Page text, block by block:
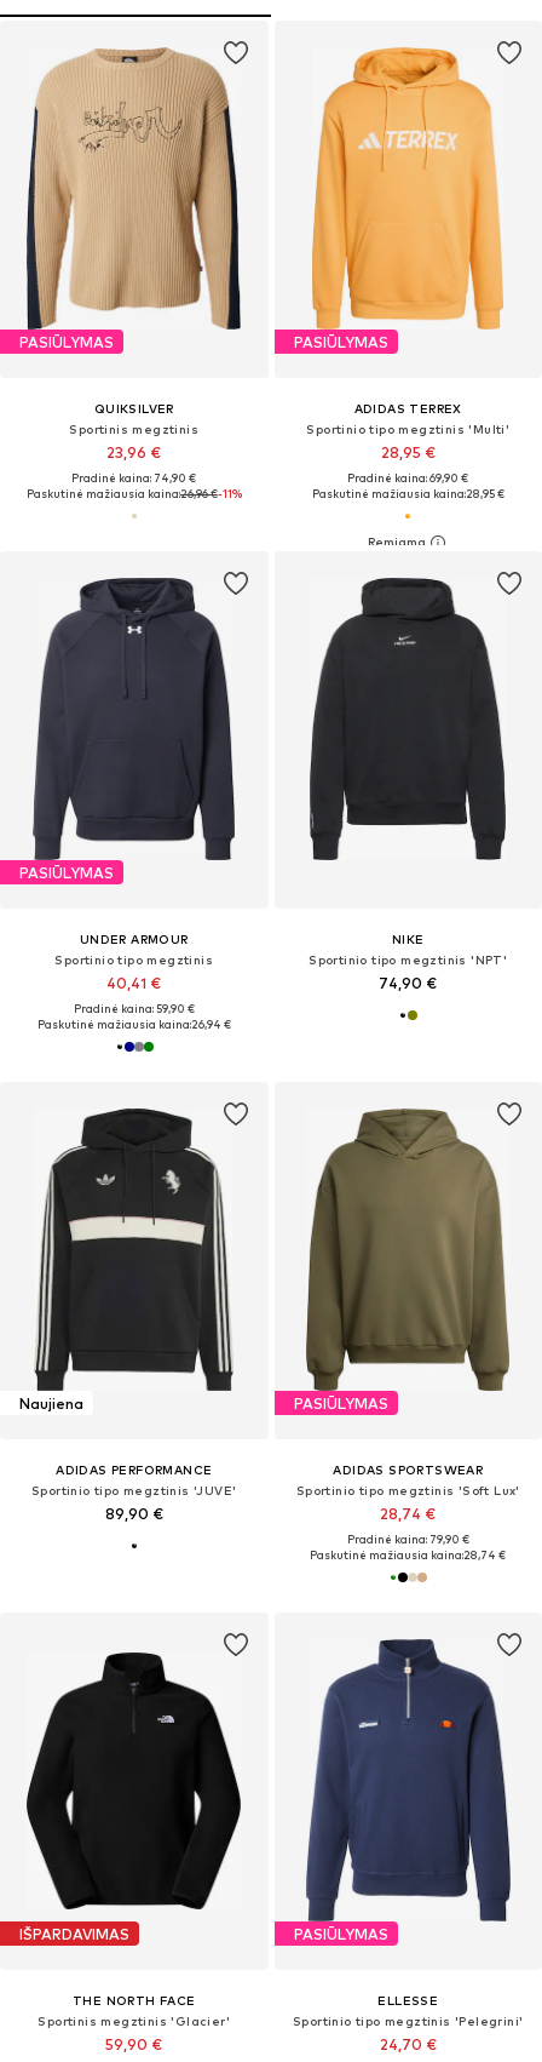
PASIŪLYMAS
QUIKSILVER
Sportinis megztinis
23,96 €
Pradinė kaina: 74,90 €
Paskutinė mažiausia kaina:26,96 €-11%
PASIŪLYMAS
ADIDAS TERREX
Sportinio tipo megztinis 'Multi'
28,95 €
Pradinė kaina: 69,90 €
Paskutinė mažiausia kaina:28,95 €
PASIŪLYMAS
UNDER ARMOUR
Sportinio tipo megztinis
40,41 €
Pradinė kaina: 59,90 €
Paskutinė mažiausia kaina:26,94 €
NIKE
Sportinio tipo megztinis 'NPT'
74,90 €
Naujiena
ADIDAS PERFORMANCE
Sportinio tipo megztinis 'JUVE'
89,90 €
PASIŪLYMAS
ADIDAS SPORTSWEAR
Sportinio tipo megztinis 'Soft Lux'
28,74 €
Pradinė kaina: 79,90 €
Paskutinė mažiausia kaina:28,74 €
IŠPARDAVIMAS
THE NORTH FACE
Sportinis megztinis 'Glacier'
59,90 €
PASIŪLYMAS
ELLESSE
Sportinio tipo megztinis 'Pelegrini'
24,70 €